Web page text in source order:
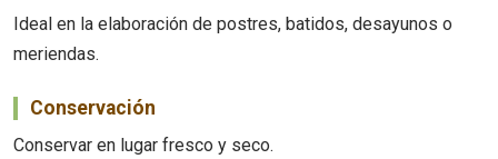
Ideal en la elaboración de postres, batidos, desayunos o
meriendas.
Conservación
Conservar en lugar fresco y seco.